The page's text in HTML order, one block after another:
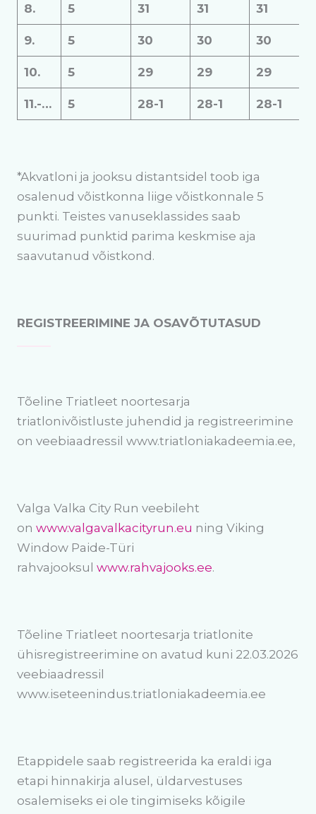
8. 5 31 31 31
9. 5 30 30 30
10. 5 29 29 29
11.-… 5 28-1 28-1 28-1
*Akvatloni ja jooksu distantsidel toob iga
osalenud võistkonna liige võistkonnale 5
punkti. Teistes vanuseklassides saab
suurimad punktid parima keskmise aja
saavutanud võistkond.
REGISTREERIMINE JA OSAVÕTUTASUD
Tõeline Triatleet noortesarja
triatlonivõistluste juhendid ja registreerimine
on veebiaadressil www.triatloniakadeemia.ee,
Valga Valka City Run veebileht
on www.valgavalkacityrun.eu ning Viking
Window Paide-Türi
rahvajooksul www.rahvajooks.ee.
Tõeline Triatleet noortesarja triatlonite
ühisregistreerimine on avatud kuni 22.03.2026
veebiaadressil
www.iseteenindus.triatloniakadeemia.ee
Etappidele saab registreerida ka eraldi iga
etapi hinnakirja alusel, üldarvestuses
osalemiseks ei ole tingimiseks kõigile